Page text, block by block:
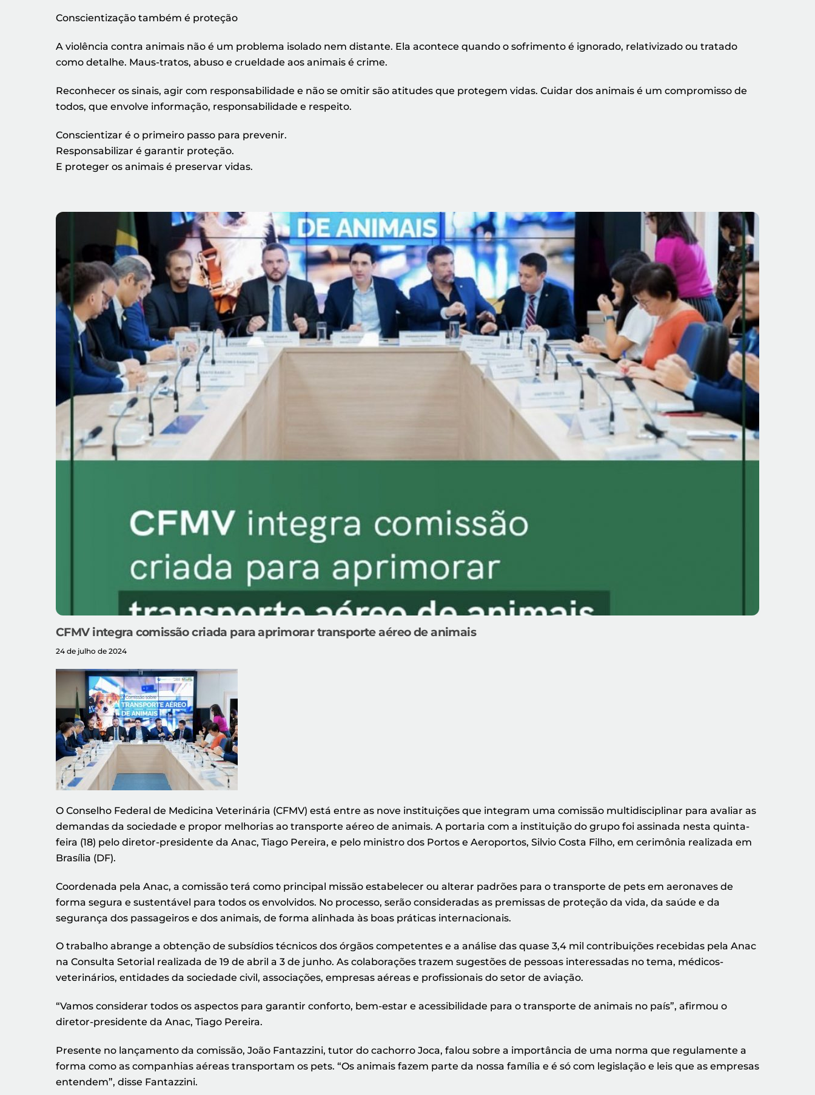
Conscientização também é proteção
A violência contra animais não é um problema isolado nem distante. Ela acontece quando o sofrimento é ignorado, relativizado ou tratado
como detalhe. Maus-tratos, abuso e crueldade aos animais é crime.
Reconhecer os sinais, agir com responsabilidade e não se omitir são atitudes que protegem vidas. Cuidar dos animais é um compromisso de
todos, que envolve informação, responsabilidade e respeito.
Conscientizar é o primeiro passo para prevenir.
Responsabilizar é garantir proteção.
E proteger os animais é preservar vidas.
CFMV integra comissão criada para aprimorar transporte aéreo de animais
24 de julho de 2024
O Conselho Federal de Medicina Veterinária (CFMV) está entre as nove instituições que integram uma comissão multidisciplinar para avaliar as
demandas da sociedade e propor melhorias ao transporte aéreo de animais. A portaria com a instituição do grupo foi assinada nesta quinta-
feira (18) pelo diretor-presidente da Anac, Tiago Pereira, e pelo ministro dos Portos e Aeroportos, Silvio Costa Filho, em cerimônia realizada em
Brasília (DF).
Coordenada pela Anac, a comissão terá como principal missão estabelecer ou alterar padrões para o transporte de pets em aeronaves de
forma segura e sustentável para todos os envolvidos. No processo, serão consideradas as premissas de proteção da vida, da saúde e da
segurança dos passageiros e dos animais, de forma alinhada às boas práticas internacionais.
O trabalho abrange a obtenção de subsídios técnicos dos órgãos competentes e a análise das quase 3,4 mil contribuições recebidas pela Anac
na Consulta Setorial realizada de 19 de abril a 3 de junho. As colaborações trazem sugestões de pessoas interessadas no tema, médicos-
veterinários, entidades da sociedade civil, associações, empresas aéreas e profissionais do setor de aviação.
“Vamos considerar todos os aspectos para garantir conforto, bem-estar e acessibilidade para o transporte de animais no país”, afirmou o
diretor-presidente da Anac, Tiago Pereira.
Presente no lançamento da comissão, João Fantazzini, tutor do cachorro Joca, falou sobre a importância de uma norma que regulamente a
forma como as companhias aéreas transportam os pets. “Os animais fazem parte da nossa família e é só com legislação e leis que as empresas
entendem”, disse Fantazzini.